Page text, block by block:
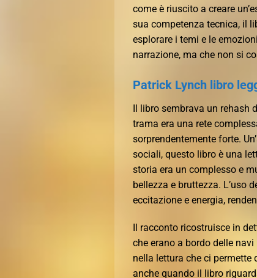
come è riuscito a creare
sua competenza tecnica, il
esplorare i temi e le
narrazione, ma che non si
Patrick Lynch libro
Il libro sembrava un rehash
trama era una rete
sorprendentemente forte.
sociali, questo libro è una
storia era un complesso e
bellezza e bruttezza. L’uso
eccitazione e energia,
Il racconto ricostruisce in
che erano a bordo delle navi
nella lettura che ci
anche quando il libro